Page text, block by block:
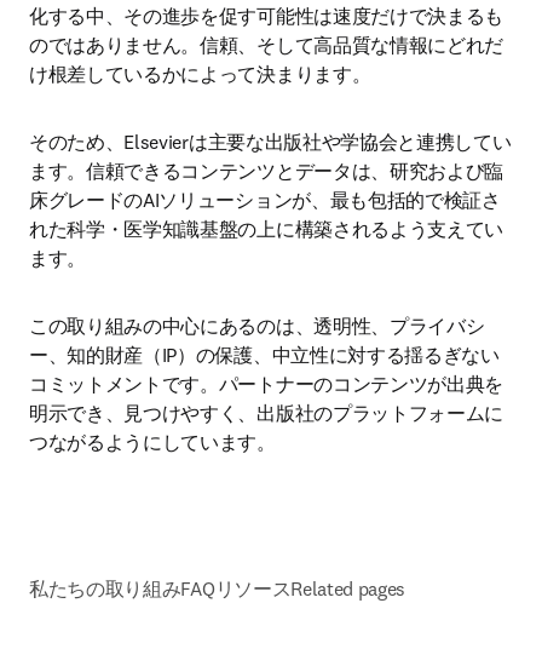
化する中、その進歩を促す可能性は速度だけで決まるも
のではありません。信頼、そして高品質な情報にどれだ
け根差しているかによって決まります。
そのため、Elsevierは主要な出版社や学協会と連携してい
ます。信頼できるコンテンツとデータは、研究および臨
床グレードのAIソリューションが、最も包括的で検証さ
れた科学・医学知識基盤の上に構築されるよう支えてい
ます。
この取り組みの中心にあるのは、透明性、プライバシ
ー、知的財産（IP）の保護、中立性に対する揺るぎない
コミットメントです。パートナーのコンテンツが出典を
明示でき、見つけやすく、出版社のプラットフォームに
つながるようにしています。
私たちの取り組みFAQリソースRelated pages